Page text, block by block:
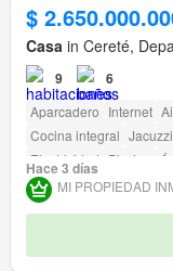
$
Casa in Cereté,
9 6
Aparcadero Internet
Cocina integral Jacuzzi
Electricidad Piscina
Hace 3 días
MI PROPIEDAD